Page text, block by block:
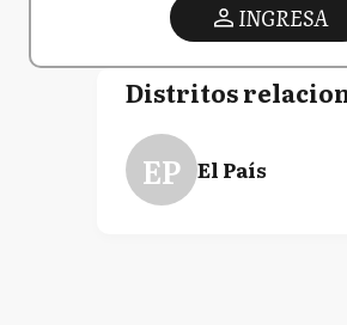
INGRESA
Distritos
EP El País